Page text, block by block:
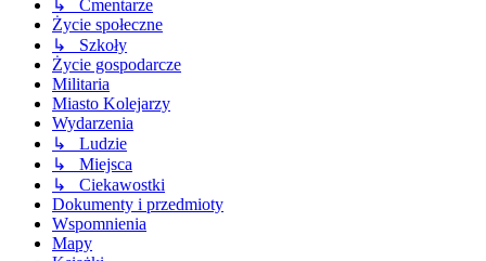
↳ Cmentarze
Życie społeczne
↳ Szkoły
Życie gospodarcze
Militaria
Miasto Kolejarzy
Wydarzenia
↳ Ludzie
↳ Miejsca
↳ Ciekawostki
Dokumenty i przedmioty
Wspomnienia
Mapy